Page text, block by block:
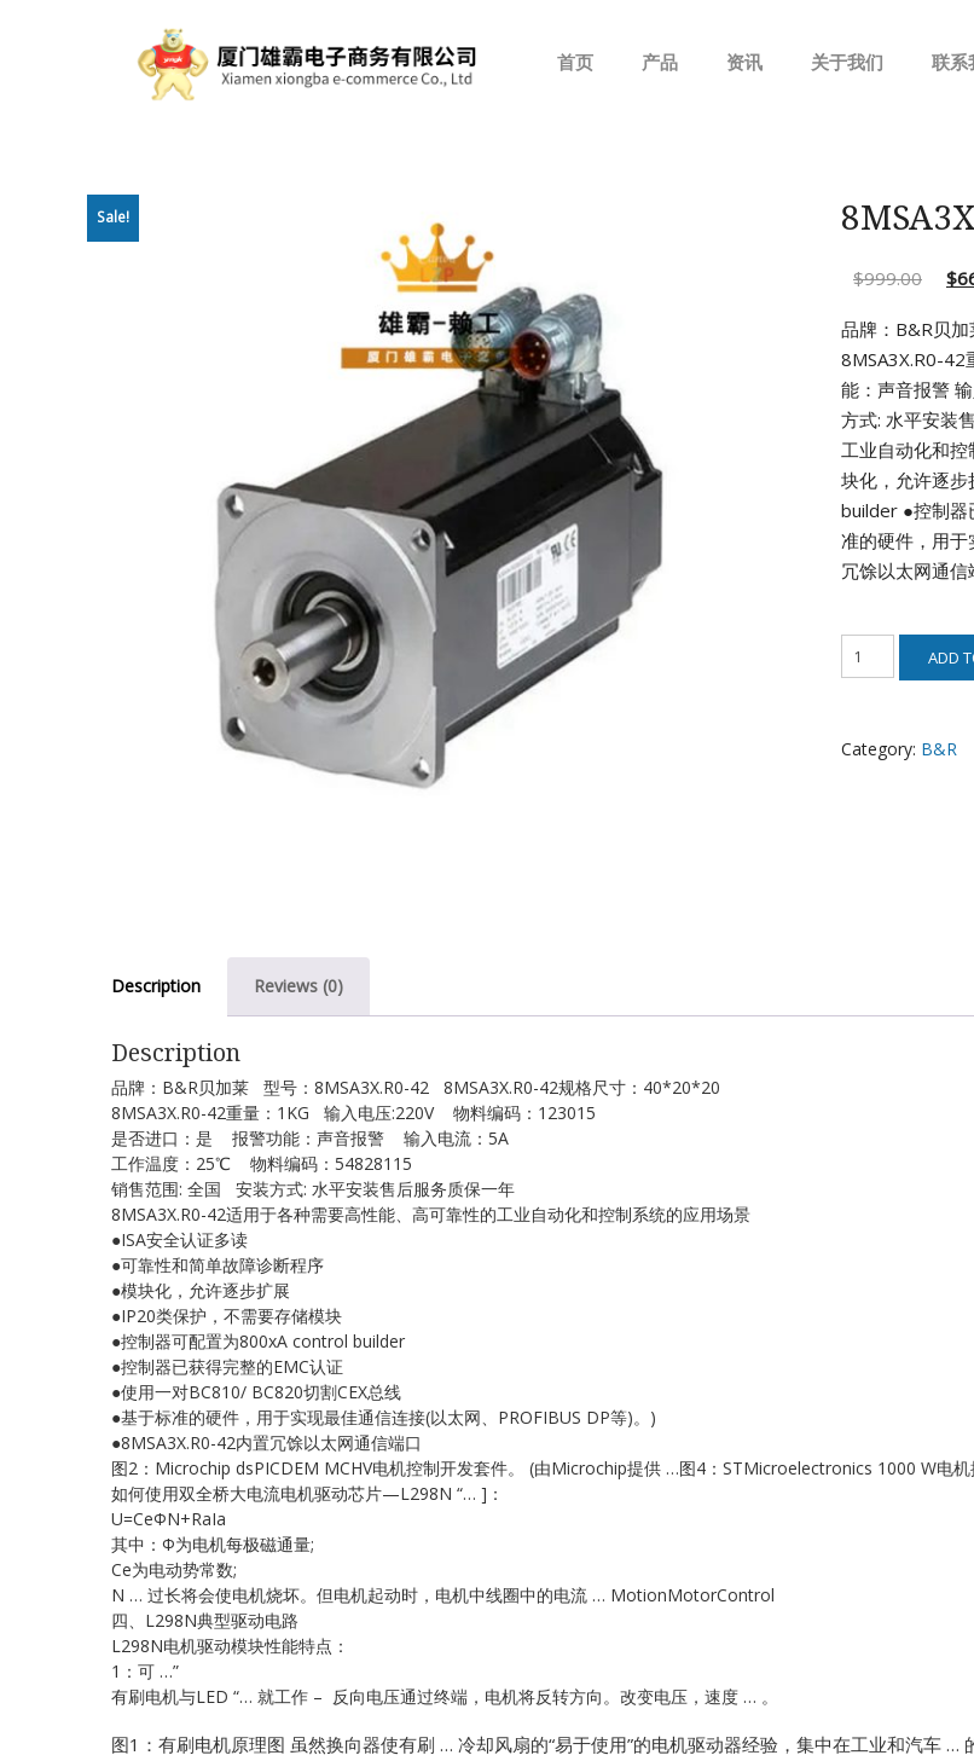
首页 产品
Bently Nevada
NI
Kollmorgen
Lam Research
WATLOW ANAFAZE
资讯 关于我们 联系
Sale!
$999.00 $
品牌：B&R贝
8MSA3X.R0-42
能：声音报警
方式: 水平安装
工业自动化和
块化，允许逐步
builder ●控制器
准的硬件，用于
冗馀以太网通信
电
ADD
Category: B&R
Description Reviews (0)
Description
品牌：B&R贝加莱 型号：8MSA3X.R0-42 8MSA3X.R0-42规格尺寸：40*20*20
8MSA3X.R0-42重量：1KG 输入电压:220V 物料编码：123015
是否进口：是 报警功能：声音报警 输入电流：5A
工作温度：25℃ 物料编码：54828115
销售范围: 全国 安装方式: 水平安装售后服务质保一年
8MSA3X.R0-42适用于各种需要高性能、高可靠性的工业自动化和控制系统的应用场景
●ISA安全认证多读
●可靠性和简单故障诊断程序
●模块化，允许逐步扩展
●IP20类保护，不需要存储模块
●控制器可配置为800xA control builder
●控制器已获得完整的EMC认证
●使用一对BC810/ BC820切割CEX总线
●基于标准的硬件，用于实现最佳通信连接(以太网、PROFIBUS DP等)。)
●8MSA3X.R0-42内置冗馀以太网通信端口
图2：Microchip dsPICDEM MCHV电机控制开发套件。 (由Microchip提供 …图4：STMicroelectronics 1000 W电
如何使用双全桥大电流电机驱动芯片—L298N “… ]：
U=CeФN+RaIa
其中：Ф为电机每极磁通量;
Ce为电动势常数;
N … 过长将会使电机烧坏。但电机起动时，电机中线圈中的电流 … MotionMotorControl
四、L298N典型驱动电路
L298N电机驱动模块性能特点：
1：可 …”
有刷电机与LED “… 就工作 – 反向电压通过终端，电机将反转方向。改变电压，速度 … 。
图1：有刷电机原理图 虽然换向器使有刷 … 冷却风扇的“易于使用”的电机驱动器经验，集中在工业和汽车